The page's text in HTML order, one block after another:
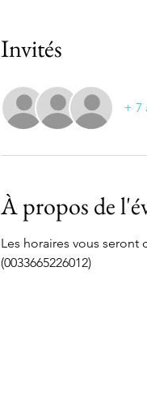
Invités
+ 7
À propos de
Les horaires vous
(0033665226012)